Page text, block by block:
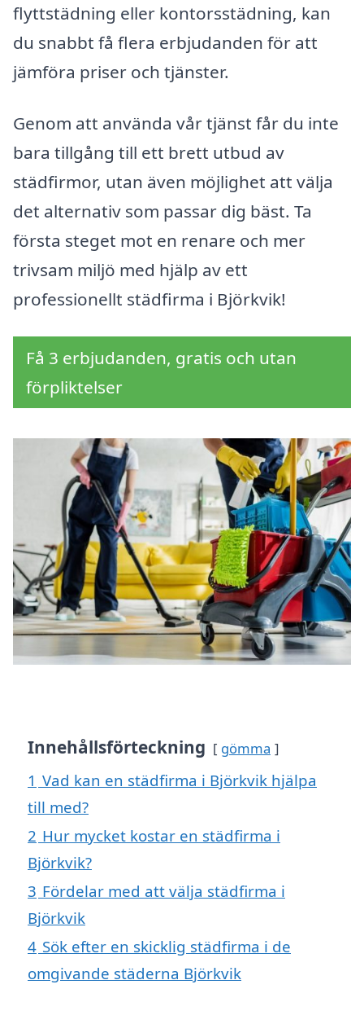
flyttstädning eller kontorsstädning, kan
du snabbt få flera erbjudanden för att
jämföra priser och tjänster.
Genom att använda vår tjänst får du inte
bara tillgång till ett brett utbud av
städfirmor, utan även möjlighet att välja
det alternativ som passar dig bäst. Ta
första steget mot en renare och mer
trivsam miljö med hjälp av ett
professionellt städfirma i Björkvik!
Få 3 erbjudanden, gratis och utan
förpliktelser
Innehållsförteckning gömma
1 Vad kan en städfirma i Björkvik hjälpa
till med?
2 Hur mycket kostar en städfirma i
Björkvik?
3 Fördelar med att välja städfirma i
Björkvik
4 Sök efter en skicklig städfirma i de
omgivande städerna Björkvik